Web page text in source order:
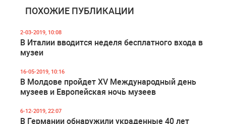
ПОХОЖИЕ ПУБЛИКАЦИИ
2-03-2019, 10:08
В Италии вводится неделя бесплатного входа в
музеи
16-05-2019, 10:16
В Молдове пройдет XV Международный день
музеев и Европейская ночь музеев
6-12-2019, 22:07
В Германии обнаружили украденные 40 лет